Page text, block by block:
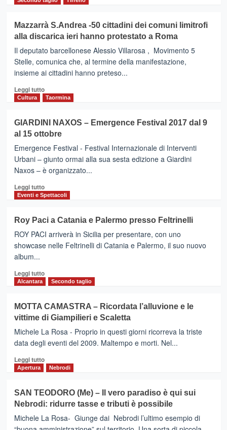
BRONTE
–
Il
Sindaco
:
una
petizione
popolare
No
ad
altri
Mazzarrà S.Andrea -50 cittadini dei comuni limitrofi
alla discarica ieri hanno protestato a Roma
Il deputato barcellonese Alessio Villarosa , Movimento 5
Stelle, comunica che, al termine della manifestazione,
insieme ai cittadini hanno preteso...
Leggi tuttoLeggi
di
Mazzarrà
S.Andrea
-50
cittadini
dei
comuni
limitrofi
alla
hanno
protestato
Cultura Taormina
GIARDINI NAXOS – Emergence Festival 2017 dal 9
al 15 ottobre
Emergence Festival - Festival Internazionale di Interventi
Urbani – giunto ormai alla sua sesta edizione a Giardini
Naxos – è organizzato...
Leggi tuttoLeggi
di
GIARDINI
NAXOS
–
2017
dal
15
ottobre
Eventi e Spettacoli
Roy Paci a Catania e Palermo presso Feltrinelli
ROY PACI arriverà in Sicilia per presentare, con uno
showcase nelle Feltrinelli di Catania e Palermo, il suo nuovo
album...
Leggi tuttoLeggi
Roy
Paci
a
Catania
e
Palermo
presso
Alcantara Secondo taglio
MOTTA CAMASTRA – Ricordata l’alluvione e le
vittime di Giampilieri e Scaletta
Michele La Rosa - Proprio in questi giorni ricorreva la triste
data degli eventi del 2009. Maltempo e morti. Nel...
Leggi tuttoLeggi
MOTTA
CAMASTRA
–
Ricordata
Apertura Nebrodi
SAN TEODORO (Me) – Il vero paradiso è qui sui
Nebrodi: ridurre tasse e tributi è possibile
Michele La Rosa- Giunge dai Nebrodi l’ultimo esempio di